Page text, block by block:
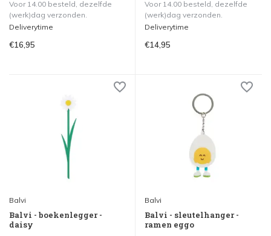
Voor 14.00 besteld, dezelfde
(werk)dag verzonden.
Deliverytime
€16,95
Voor 14.00 besteld, dezelfde
(werk)dag verzonden.
Deliverytime
€14,95
Balvi
Balvi - boekenlegger -
daisy
Balvi
Balvi - sleutelhanger -
ramen eggo